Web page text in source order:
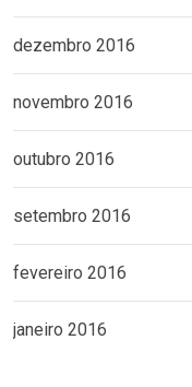
dezembro 2016
novembro 2016
outubro 2016
setembro 2016
fevereiro 2016
janeiro 2016